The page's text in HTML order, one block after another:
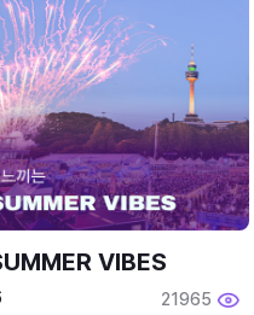
VIBES
21965